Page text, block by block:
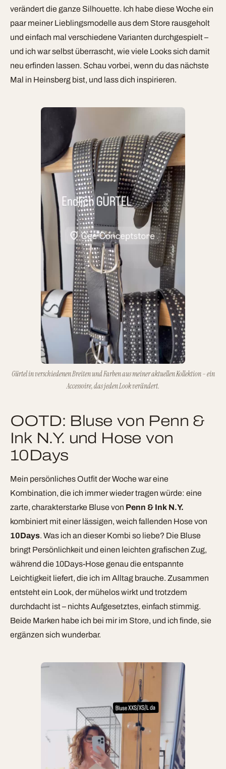
verändert die ganze Silhouette. Ich habe diese Woche ein
paar meiner Lieblingsmodelle aus dem Store rausgeholt
und einfach mal verschiedene Varianten durchgespielt –
und ich war selbst überrascht, wie viele Looks sich damit
neu erfinden lassen. Schau vorbei, wenn du das nächste
Mal in Heinsberg bist, und lass dich inspirieren.
Gürtel in verschiedenen Breiten und Farben aus meiner aktuellen Kollektion – ein
Accessoire, das jeden Look verändert.
OOTD: Bluse von Penn &
Ink N.Y. und Hose von
10Days
Mein persönliches Outfit der Woche war eine
Kombination, die ich immer wieder tragen würde: eine
zarte, charakterstarke Bluse von Penn & Ink N.Y.
kombiniert mit einer lässigen, weich fallenden Hose von
10Days. Was ich an dieser Kombi so liebe? Die Bluse
bringt Persönlichkeit und einen leichten grafischen Zug,
während die 10Days-Hose genau die entspannte
Leichtigkeit liefert, die ich im Alltag brauche. Zusammen
entsteht ein Look, der mühelos wirkt und trotzdem
durchdacht ist – nichts Aufgesetztes, einfach stimmig.
Beide Marken habe ich bei mir im Store, und ich finde, sie
ergänzen sich wunderbar.